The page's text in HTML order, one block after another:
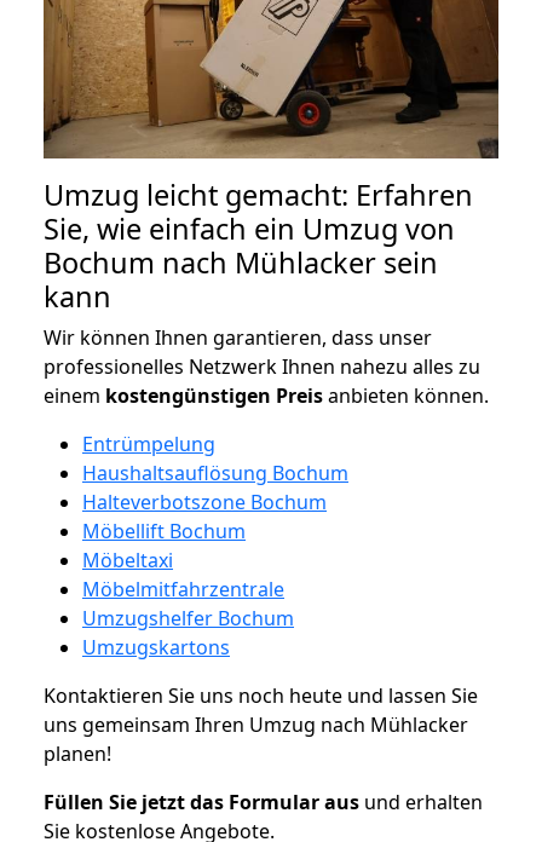
Umzug leicht gemacht: Erfahren
Sie, wie einfach ein Umzug von
Bochum nach Mühlacker sein
kann
Wir können Ihnen garantieren, dass unser
professionelles Netzwerk Ihnen nahezu alles zu
einem kostengünstigen Preisanbieten können.
Entrümpelung
Haushaltsauflösung Bochum
Halteverbotszone Bochum
Möbellift Bochum
Möbeltaxi
Möbelmitfahrzentrale
Umzugshelfer Bochum
Umzugskartons
Kontaktieren Sie uns noch heute und lassen Sie
uns gemeinsam Ihren Umzug nach Mühlacker
planen!
Füllen Sie jetzt das Formular aus und erhalten
Sie kostenlose Angebote.